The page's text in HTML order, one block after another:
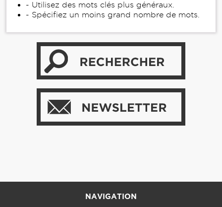
- Utilisez des mots clés plus généraux.
- Spécifiez un moins grand nombre de mots.
NAVIGATION